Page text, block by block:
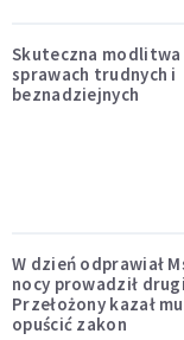
Skuteczna modlitwa
sprawach trudnych i
beznadziejnych
W dzień odprawiał
nocy prowadził
Przełożony kazał mu
opuścić zakon